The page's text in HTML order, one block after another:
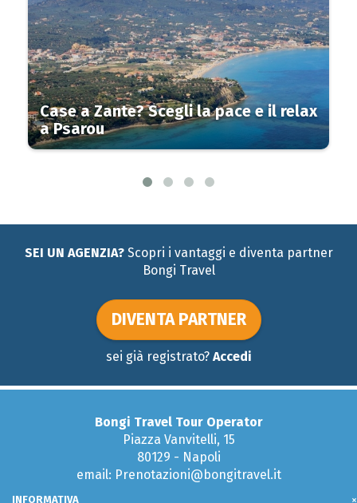
Case a Zante? Scegli la pace e il relax
a Psarou
SEI UN AGENZIA?Scopri i vantaggi e diventa partner
Bongi Travel
DIVENTA PARTNER
sei già registrato? Accedi
Bongi Travel Tour Operator
Piazza Vanvitelli, 15
80129 - Napoli
email: Prenotazioni@bongitravel.it
×
INFORMATIVA